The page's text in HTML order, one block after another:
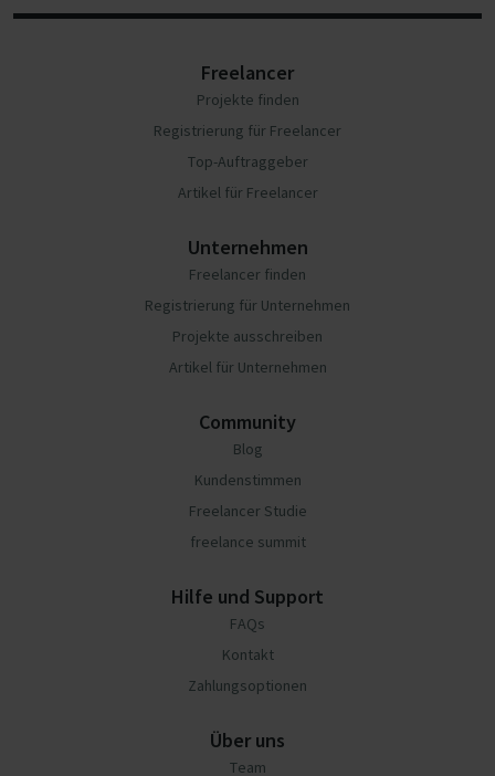
Freelancer
Projekte finden
Registrierung für Freelancer
Top-Auftraggeber
Artikel für Freelancer
Unternehmen
Freelancer finden
Registrierung für Unternehmen
Projekte ausschreiben
Artikel für Unternehmen
Community
Blog
Kundenstimmen
Freelancer Studie
freelance summit
Hilfe und Support
FAQs
Kontakt
Zahlungsoptionen
Über uns
Team